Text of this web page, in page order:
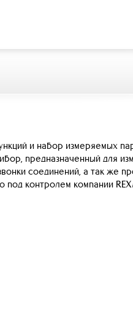
и набор измеряемых
предназначенный для
соединений, а так же
контролем компании